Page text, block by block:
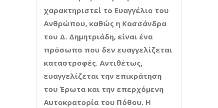
χαρακτηριστεί το Ευαγγέλιο του
Ανθρώπου, καθώς η Κασσάνδρα
του Δ. Δημητριάδη, είναι ένα
πρόσωπο που δεν ευαγγελίζεται
καταστροφές. Αντιθέτως,
ευαγγελίζεται την επικράτηση
του Έρωτα και την επερχόμενη
Αυτοκρατορία του Πόθου. Η